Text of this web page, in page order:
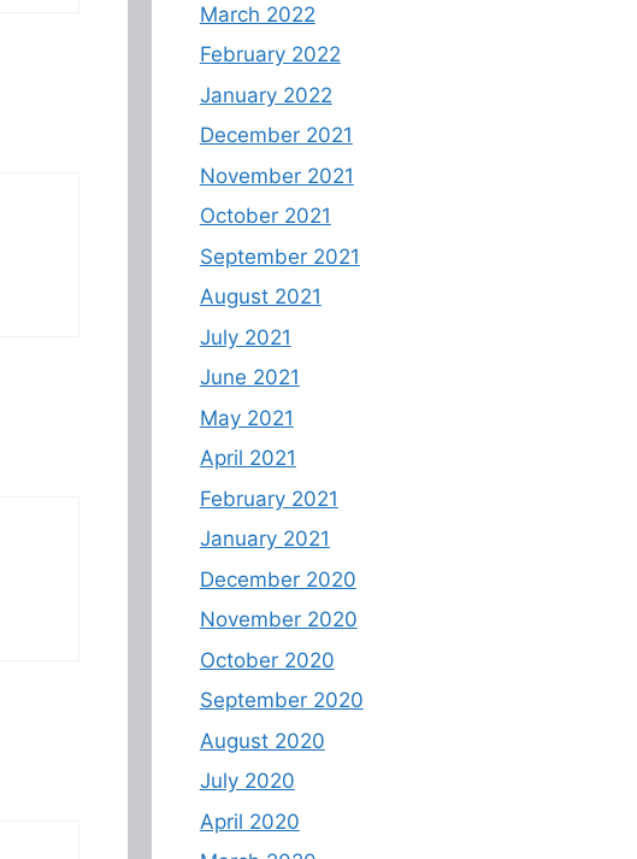
March 2022
February 2022
January 2022
December 2021
November 2021
October 2021
September 2021
August 2021
July 2021
June 2021
May 2021
April 2021
February 2021
January 2021
December 2020
November 2020
October 2020
September 2020
August 2020
July 2020
April 2020